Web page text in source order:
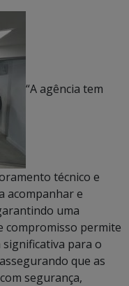
“A agência tem
técnico e
acompanhar e
uma
compromisso permite
significativa para o
que as
segurança,